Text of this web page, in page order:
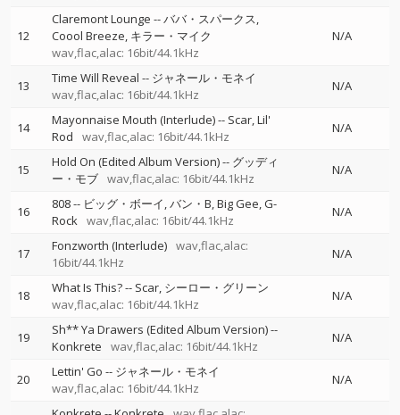
12
Claremont Lounge --ババ・スパークス
Coool Breeze キラー・マイク
wav,flac,alac: 16bit/44.1kHz
N/A
13 Time Will Reveal -- ジャネール・モネイ
wav,flac,alac: 16bit/44.1kHz
N/A
14 Mayonnaise Mouth (Interlude)-- Scar Lil'
Rod
wav,flac,alac: 16bit/44.1kHz
N/A
15 Hold On (Edited Album Version)-- グッディ
ー・モブ wav,flac,alac: 16bit/44.1kHz
N/A
16 808-- ビッグ・ボーイ バン・B Big Gee G-
Rock wav,flac,alac: 16bit/44.1kHz
N/A
17 Fonzworth (Interlude) wav,flac,alac:
16bit/44.1kHz
N/A
18 What Is This?-- Scar シーロー・グリーン
wav,flac,alac: 16bit/44.1kHz
N/A
19 Sh** Ya Drawers (Edited Album Version)--
Konkrete
wav,flac,alac: 16bit/44.1kHz
N/A
20 Lettin' Go -- ジャネール・モネイ
wav,flac,alac: 16bit/44.1kHz
N/A